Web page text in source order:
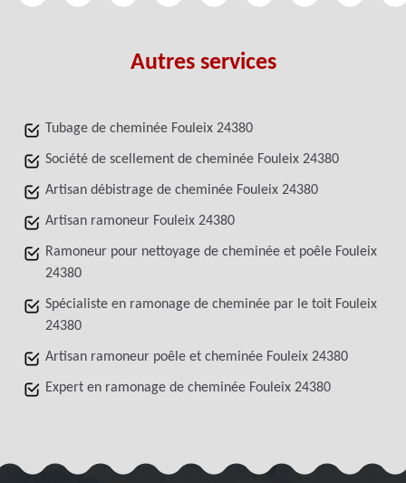
Autres services
Tubage de cheminée Fouleix 24380
Société de scellement de cheminée Fouleix 24380
Artisan débistrage de cheminée Fouleix 24380
Artisan ramoneur Fouleix 24380
Ramoneur pour nettoyage de cheminée et poêle Fouleix
24380
Spécialiste en ramonage de cheminée par le toit Fouleix
24380
Artisan ramoneur poêle et cheminée Fouleix 24380
Expert en ramonage de cheminée Fouleix 24380